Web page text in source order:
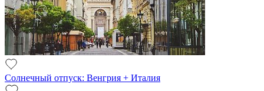
Солнечный отпуск: Венгрия + Италия